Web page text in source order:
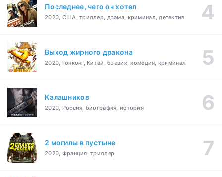
Последнее, чего он хотел
2020, США, триллер, драма, криминал, детектив
Выход жирного дракона
2020, Гонконг, Китай, боевик, комедия, криминал
Калашников
2020, Россия, биография, история
2 могилы в пустыне
2020, Франция, триллер